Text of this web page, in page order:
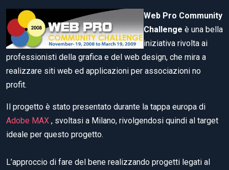
Web Pro Community
Challenge è una bella
iniziativa rivolta ai
professionisti della grafica e del web design, che mira a
realizzare siti web ed applicazioni per associazioni no
profit.
Il progetto è stato presentato durante la tappa europa di
Adobe MAX , svoltasi a Milano, rivolgendosi quindi al target
ideale per questo progetto.
L’approccio di fare del bene realizzando progetti legati al